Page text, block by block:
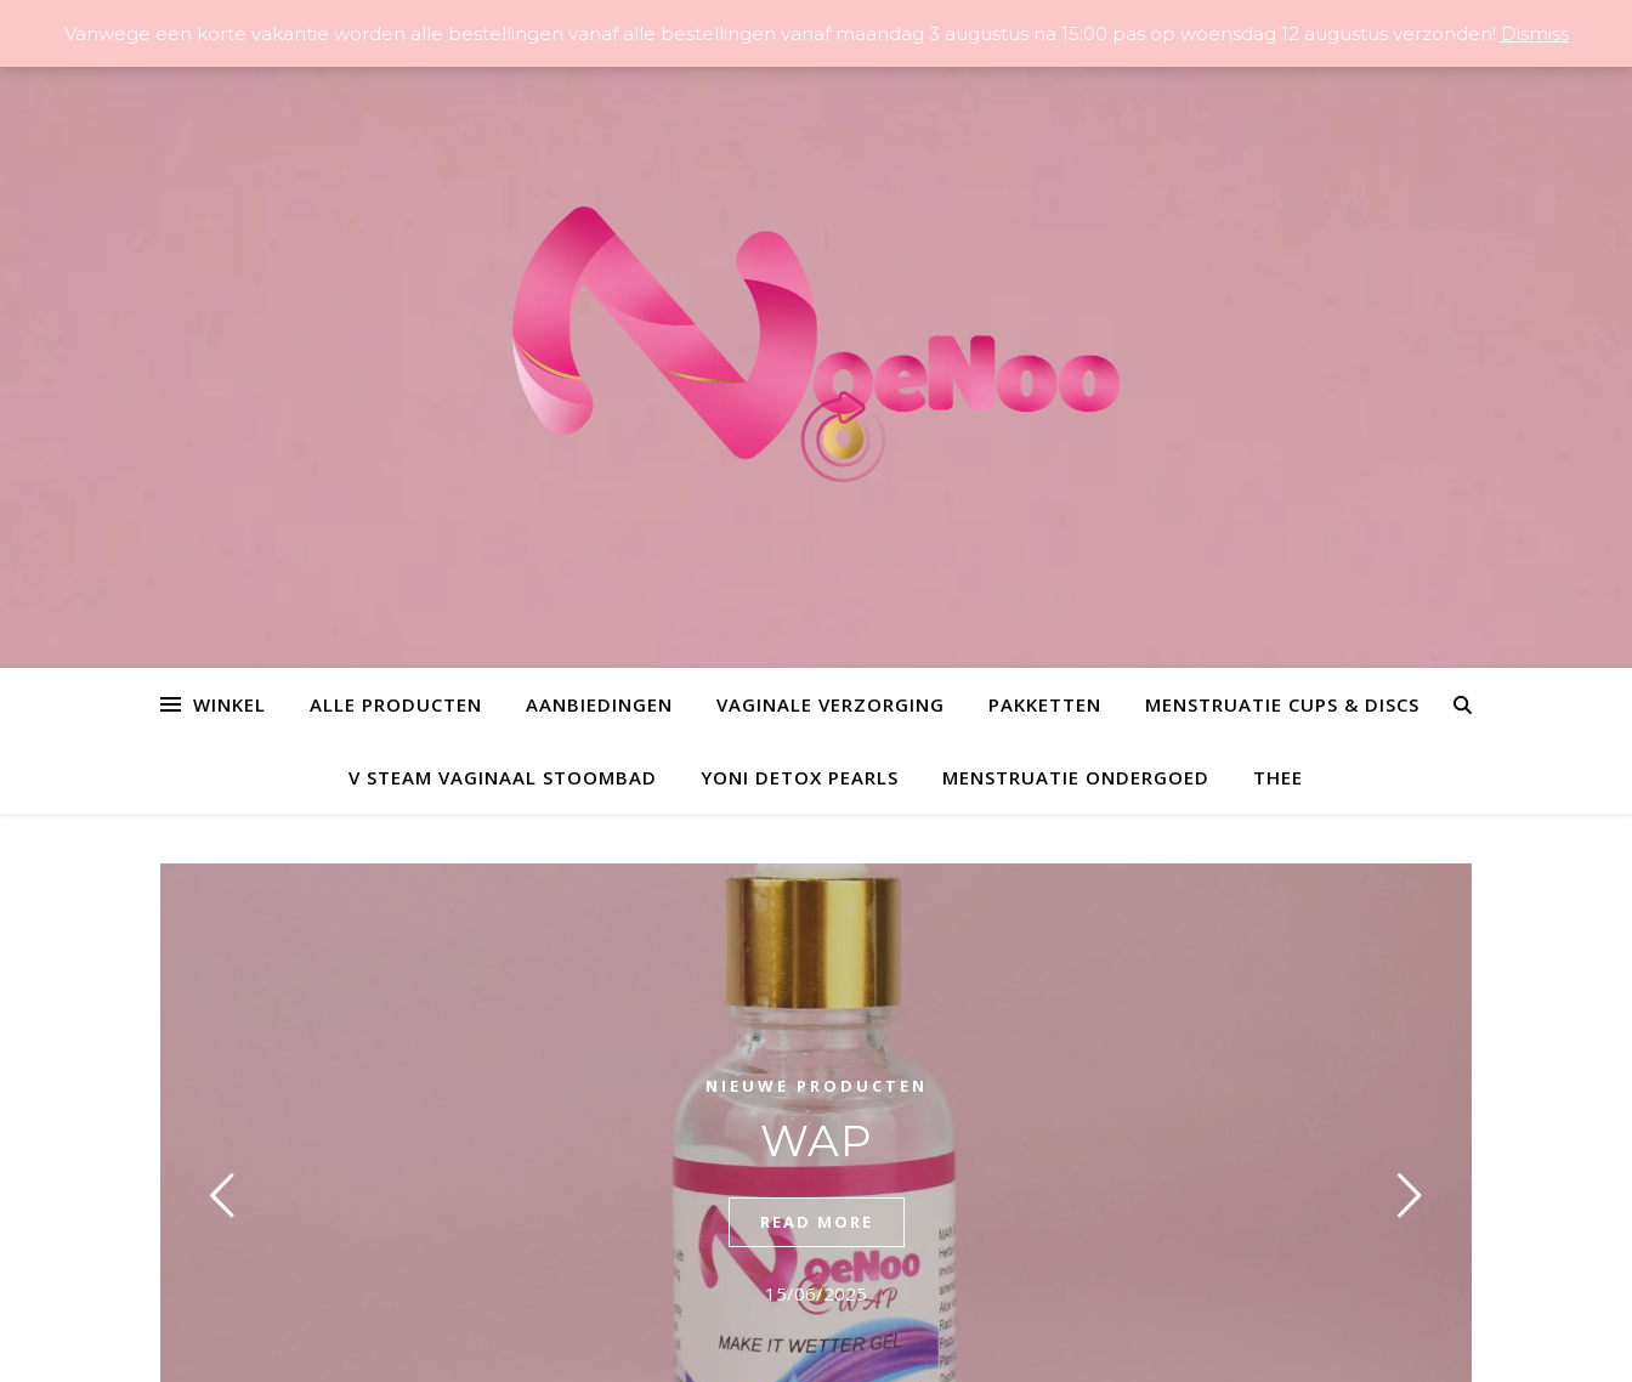
WINKEL ALLE PRODUCTEN AANBIEDINGEN VAGINALE VERZORGING PAKKETTEN MENSTRUATIE CUPS & DISCS
V STEAM VAGINAAL STOOMBAD YONI DETOX PEARLS MENSTRUATIE ONDERGOED THEE
NIEUWE PRODUCTEN
WAP
READ MORE
15/06/2025
Vanwege een korte vakantie worden alle bestellingen vanaf alle bestellingen vanaf maandag 3 augustus na 15:00 pas op woensdag 12 augustus verzonden! Dismiss